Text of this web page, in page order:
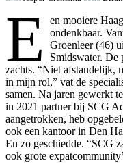
E
en mooiere
ondenkbaar.
Groenleer (46)
Smidswater. De
zachts. “Niet afstandelijk,
in mijn rol,” vat de
samen. Na jaren gewerkt
in 2021 partner bij SCG
aangetrokken, heb
ook een kantoor in Den
En zo geschiedde. “SCG
ook grote